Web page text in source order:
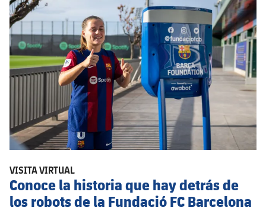
VISITA VIRTUAL
Conoce la historia que hay detrás de
los robots de la Fundació FC Barcelona